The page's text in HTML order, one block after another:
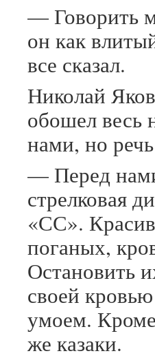
— Говорить
он как
все сказал.
Николай
обошел весь
нами, но
— Перед
стрелковая
«СС».
поганых,
Остановить
своей
умоем.
же казаки.